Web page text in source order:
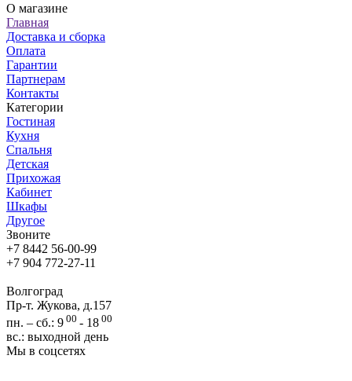
О магазине
Главная
Доставка и сборка
Оплата
Гарантии
Партнерам
Контакты
Категории
Гостиная
Кухня
Спальня
Детская
Прихожая
Кабинет
Шкафы
Другое
Звоните
+7 8442 56-00-99
+7 904 772-27-11
Волгоград
Пр-т. Жукова, д.157
пн. – сб.: 9 00 - 18 00
вс.: выходной день
Мы в соцсетях